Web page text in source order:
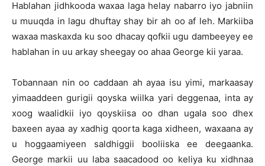
Hablahan jidhkooda waxaa laga helay nabarro iyo jabniin
u muuqda in lagu dhuftay shay bir ah oo af leh. Markiiba
waxaa maskaxda ku soo dhacay qofkii ugu dambeeyey ee
hablahan in uu arkay sheegay oo ahaa George kii yaraa.
Tobannaan nin oo caddaan ah ayaa isu yimi, markaasay
yimaaddeen gurigii qoyska wiilka yari deggenaa, inta ay
xoog waalidkii iyo qoyskiisa oo dhan ugala soo dhex
baxeen ayaa ay xadhig qoorta kaga xidheen, waxaana ay
u hoggaamiyeen saldhiggii booliiska ee deegaanka.
George markii uu laba saacadood oo keliya ku xidhnaa